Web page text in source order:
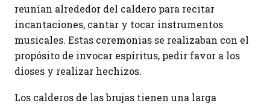
reunían alrededor del caldero para recitar
incantaciones, cantar y tocar instrumentos
musicales. Estas ceremonias se realizaban con el
propósito de invocar espíritus, pedir favor a los
dioses y realizar hechizos.
Los calderos de las brujas tienen una larga